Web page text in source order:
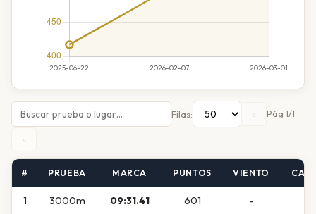
Filas: « Pág 1/1
»
# PRUEBA MARCA PUNTOS VIENTO
1 3000m 09:31.41 601 -